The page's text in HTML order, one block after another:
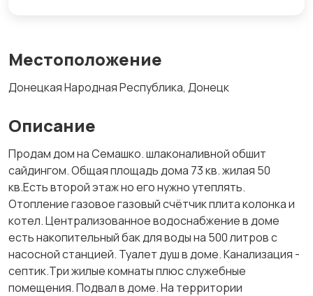
Местоположение
Донецкая Народная Республика, Донецк
Описание
Продам дом на Семашко. шлаконаливной обшит
сайдингом. Общая площадь дома 73 кв. жилая 50
кв.Есть второй этаж но его нужно утеплять.
Отопление газовое газовый счётчик плита колонка и
котел. Централизованное водоснабжение в доме
есть накопительный бак для воды на 500 литров с
насосной станцией. Туалет душ в доме. Канализация -
септик.Три жилые комнаты плюс служебные
помещения. Подвал в доме. На территории